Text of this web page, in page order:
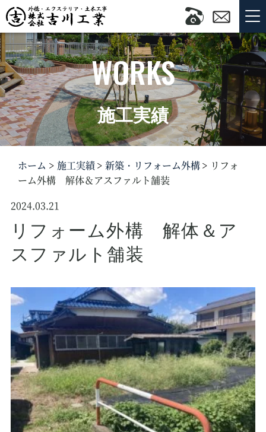
WORKS
施工実績
ホーム 施工実績 新築・リフォーム外構
リフォ
ーム外構 解体＆アスファルト舗装
2024.03.21
リフォーム外構 解体＆ア
スファルト舗装